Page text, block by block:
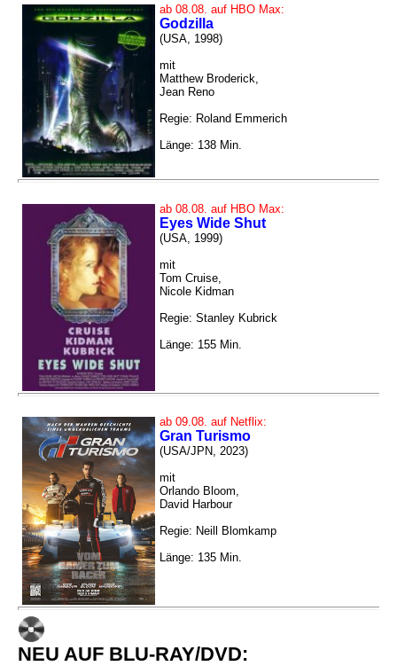
ab 08.08. auf HBO Max:
Godzilla
(USA, 1998)
mit
Matthew Broderick,
Jean Reno
Regie: Roland Emmerich
Länge: 138 Min.
ab 08.08. auf HBO Max:
Eyes Wide Shut
(USA, 1999)
mit
Tom Cruise,
Nicole Kidman
Regie: Stanley Kubrick
Länge: 155 Min.
ab 09.08. auf Netflix:
Gran Turismo
(USA/JPN, 2023)
mit
Orlando Bloom,
David Harbour
Regie: Neill Blomkamp
Länge: 135 Min.
NEU AUF BLU-RAY/DVD: